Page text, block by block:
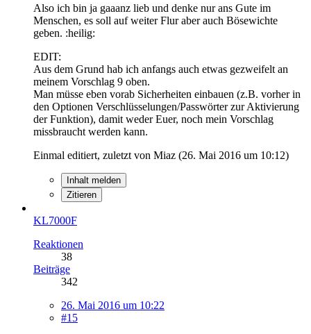
Also ich bin ja gaaanz lieb und denke nur ans Gute im
Menschen, es soll auf weiter Flur aber auch Bösewichte
geben. :heilig:
EDIT:
Aus dem Grund hab ich anfangs auch etwas gezweifelt an
meinem Vorschlag 9 oben.
Man müsse eben vorab Sicherheiten einbauen (z.B. vorher in
den Optionen Verschlüsselungen/Passwörter zur Aktivierung
der Funktion), damit weder Euer, noch mein Vorschlag
missbraucht werden kann.
Einmal editiert, zuletzt von Miaz (26. Mai 2016 um 10:12)
Inhalt melden
Zitieren
KL7000F
Reaktionen
38
Beiträge
342
26. Mai 2016 um 10:22
#15